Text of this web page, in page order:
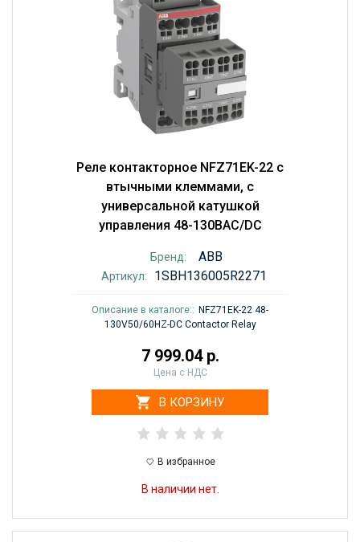
Реле контакторное NFZ71EK-22 с
втычными клеммами, с
универсальной катушкой
управления 48-130BAC/DC
Бренд: ABB
Артикул: 1SBH136005R2271
Описание в каталоге:: NFZ71EK-22 48-
130V50/60HZ-DC Contactor Relay
7 999.04 р.
Цена с НДС
В КОРЗИНУ
В избранное
В наличии нет.